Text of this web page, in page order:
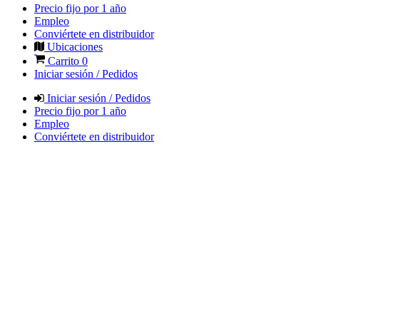
Precio fijo por 1 año
Empleo
Conviértete en distribuidor
Ubicaciones
Carrito 0
Iniciar sesión / Pedidos
Iniciar sesión / Pedidos
Precio fijo por 1 año
Empleo
Conviértete en distribuidor